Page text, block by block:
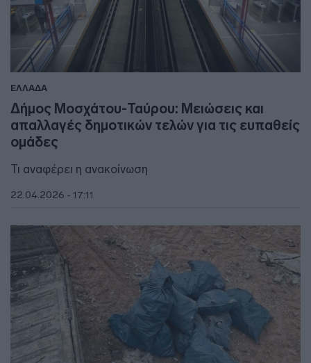
ΕΛΛΑΔΑ
Δήμος Μοσχάτου-Ταύρου: Μειώσεις και
απαλλαγές δημοτικών τελών για τις ευπαθείς
ομάδες
Τι αναφέρει η ανακοίνωση
22.04.2026 - 17:11